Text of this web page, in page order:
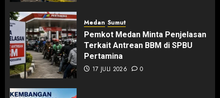
Medan Sumut
Pemkot Medan Minta Penjelasan
Terkait Antrean BBM di SPBU
Pertamina
17 JULI 2026 0